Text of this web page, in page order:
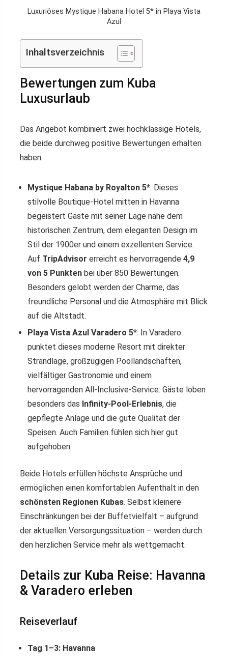
Luxuriöses Mystique Habana Hotel 5* in Playa Vista
Azul
Inhaltsverzeichnis
Bewertungen zum Kuba
Luxusurlaub
Das Angebot kombiniert zwei hochklassige Hotels,
die beide durchweg positive Bewertungen erhalten
haben:
Mystique Habana by Royalton 5*: Dieses
stilvolle Boutique-Hotel mitten in Havanna
begeistert Gäste mit seiner Lage nahe dem
historischen Zentrum, dem eleganten Design im
Stil der 1900er und einem exzellenten Service.
Auf TripAdvisor erreicht es hervorragende 4,9
von 5 Punkten bei über 850 Bewertungen.
Besonders gelobt werden der Charme, das
freundliche Personal und die Atmosphäre mit Blick
auf die Altstadt.
Playa Vista Azul Varadero 5*: In Varadero
punktet dieses moderne Resort mit direkter
Strandlage, großzügigen Poollandschaften,
vielfältiger Gastronomie und einem
hervorragenden All-Inclusive-Service. Gäste loben
besonders das Infinity-Pool-Erlebnis, die
gepflegte Anlage und die gute Qualität der
Speisen. Auch Familien fühlen sich hier gut
aufgehoben.
Beide Hotels erfüllen höchste Ansprüche und
ermöglichen einen komfortablen Aufenthalt in den
schönsten Regionen Kubas. Selbst kleinere
Einschränkungen bei der Buffetvielfalt – aufgrund
der aktuellen Versorgungssituation – werden durch
den herzlichen Service mehr als wettgemacht.
Details zur Kuba Reise: Havanna
& Varadero erleben
Reiseverlauf
Tag 1–3: Havanna